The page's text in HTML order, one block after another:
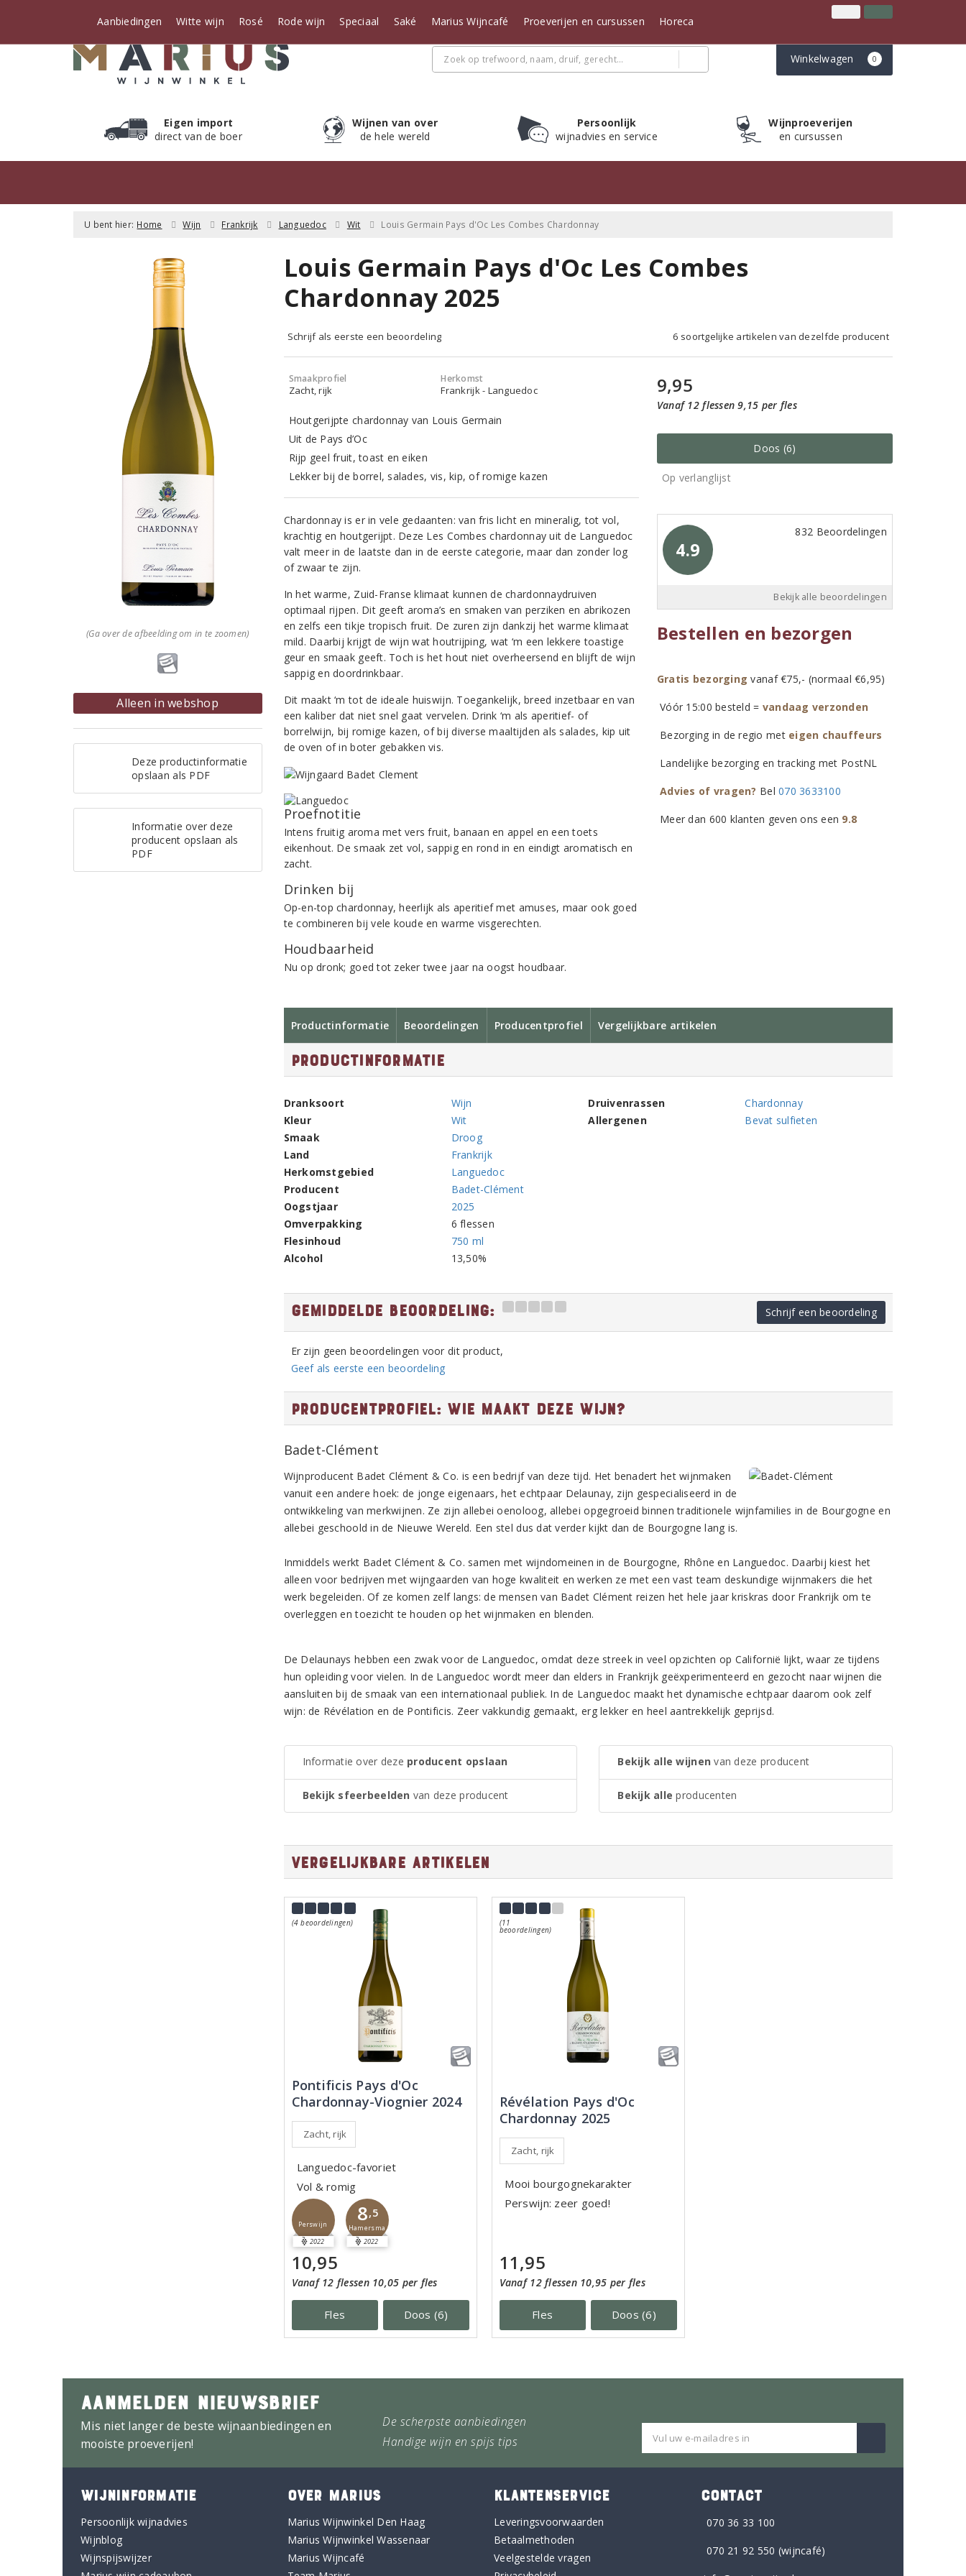
Klantenservice
Winkelwagen 0
Eigen import
direct van de boer
Wijnen van over
de hele wereld
Persoonlijk
wijnadvies en service
Wijnproeverijen
en cursussen
Aanbiedingen Witte wijn Rosé Rode wijn Speciaal Saké Marius Wijncafé Proeverijen en cursussen Horeca
U bent hier: Home Wijn Frankrijk Languedoc Wit Louis Germain Pays d'Oc Les Combes Chardonnay
(Ga over de afbeelding om in te zoomen)
Alleen in webshop
Deze productinformatie
opslaan als PDF
Informatie over deze
producent opslaan als
PDF
Louis Germain Pays d'Oc Les Combes
Chardonnay 2025
Schrijf als eerste een beoordeling 6 soortgelijke artikelen van dezelfde producent
Smaakprofiel
Zacht, rijk
Herkomst
Frankrijk - Languedoc
Houtgerijpte chardonnay van Louis Germain
Uit de Pays d’Oc
Rijp geel fruit, toast en eiken
Lekker bij de borrel, salades, vis, kip, of romige kazen
Chardonnay is er in vele gedaanten: van fris licht en mineralig, tot vol,
krachtig en houtgerijpt. Deze Les Combes chardonnay uit de Languedoc
valt meer in de laatste dan in de eerste categorie, maar dan zonder log
of zwaar te zijn.
In het warme, Zuid-Franse klimaat kunnen de chardonnaydruiven
optimaal rijpen. Dit geeft aroma’s en smaken van perziken en abrikozen
en zelfs een tikje tropisch fruit. De zuren zijn dankzij het warme klimaat
mild. Daarbij krijgt de wijn wat houtrijping, wat ‘m een lekkere toastige
geur en smaak geeft. Toch is het hout niet overheersend en blijft de wijn
sappig en doordrinkbaar.
Dit maakt ‘m tot de ideale huiswijn. Toegankelijk, breed inzetbaar en van
een kaliber dat niet snel gaat vervelen. Drink ‘m als aperitief- of
borrelwijn, bij romige kazen, of bij diverse maaltijden als salades, kip uit
de oven of in boter gebakken vis.
Proefnotitie
Intens fruitig aroma met vers fruit, banaan en appel en een toets
eikenhout. De smaak zet vol, sappig en rond in en eindigt aromatisch en
zacht.
Drinken bij
Op-en-top chardonnay, heerlijk als aperitief met amuses, maar ook goed
te combineren bij vele koude en warme visgerechten.
Houdbaarheid
Nu op dronk; goed tot zeker twee jaar na oogst houdbaar.
9,95
Vanaf 12 flessen 9,15 per fles
Doos (6)
Op verlanglijst
4.9
832 Beoordelingen
Bekijk alle beoordelingen
Bestellen en bezorgen
Gratis bezorging vanaf €75,- (normaal €6,95)
Vóór 15:00 besteld = vandaag verzonden
Bezorging in de regio met eigen chauffeurs
Landelijke bezorging en tracking met PostNL
Advies of vragen? Bel070 3633100
Meer dan 600 klanten geven ons een 9.8
Productinformatie Beoordelingen Producentprofiel Vergelijkbare artikelen
Productinformatie
Dranksoort
Wijn
Kleur
Wit
Smaak
Droog
Land
Frankrijk
Herkomstgebied
Languedoc
Producent
Badet-Clément
Oogstjaar
2025
Omverpakking
6 flessen
Flesinhoud
750 ml
Alcohol
13,50%
Druivenrassen
Chardonnay
Allergenen
Bevat sulfieten
Gemiddelde beoordeling: Schrijf een beoordeling
Er zijn geen beoordelingen voor dit product,
Geef als eerste een beoordeling
Producentprofiel: Wie maakt deze wijn?
Badet-Clément
Wijnproducent Badet Clément & Co. is een bedrijf van deze tijd. Het benadert het wijnmaken
vanuit een andere hoek: de jonge eigenaars, het echtpaar Delaunay, zijn gespecialiseerd in de
ontwikkeling van merkwijnen. Ze zijn allebei oenoloog, allebei opgegroeid binnen traditionele wijnfamilies in de Bourgogne en
allebei geschoold in de Nieuwe Wereld. Een stel dus dat verder kijkt dan de Bourgogne lang is.
Inmiddels werkt Badet Clément & Co. samen met wijndomeinen in de Bourgogne, Rhône en Languedoc. Daarbij kiest het
alleen voor bedrijven met wijngaarden van hoge kwaliteit en werken ze met een vast team deskundige wijnmakers die het
werk begeleiden. Of ze komen zelf langs: de mensen van Badet Clément reizen het hele jaar kriskras door Frankrijk om te
overleggen en toezicht te houden op het wijnmaken en blenden.
De Delaunays hebben een zwak voor de Languedoc, omdat deze streek in veel opzichten op Californië lijkt, waar ze tijdens
hun opleiding voor vielen. In de Languedoc wordt meer dan elders in Frankrijk geëxperimenteerd en gezocht naar wijnen die
aansluiten bij de smaak van een internationaal publiek. In de Languedoc maakt het dynamische echtpaar daarom ook zelf
wijn: de Révélation en de Pontificis. Zeer vakkundig gemaakt, erg lekker en heel aantrekkelijk geprijsd.
Informatie over deze producent opslaan
Bekijk sfeerbeelden van deze producent
Bekijk alle wijnen van deze producent
Bekijk alle producenten
Vergelijkbare artikelen
(4 beoordelingen)
Pontificis Pays d'Oc
Chardonnay-Viognier 2024
Zacht, rijk
Languedoc-favoriet
Vol & romig
Perswijn
2022
8,5
Hamersma
2022
10,95
Vanaf 12 flessen 10,05 per fles
Fles Doos (6)
(11
beoordelingen)
Révélation Pays d'Oc
Chardonnay 2025
Zacht, rijk
Mooi bourgognekarakter
Perswijn: zeer goed!
11,95
Vanaf 12 flessen 10,95 per fles
Fles Doos (6)
AANMELDEN NIEUWSBRIEF
Mis niet langer de beste wijnaanbiedingen en
mooiste proeverijen!
De scherpste aanbiedingen
Handige wijn en spijs tips
WIJNINFORMATIE
Persoonlijk wijnadvies
Wijnblog
Wijnspijswijzer
OVER MARIUS
Marius Wijnwinkel Den Haag
Marius Wijnwinkel Wassenaar
Marius Wijncafé
KLANTENSERVICE
Leveringsvoorwaarden
Betaalmethoden
Veelgestelde vragen
CONTACT
070 36 33 100
070 21 92 550 (wijncafé)